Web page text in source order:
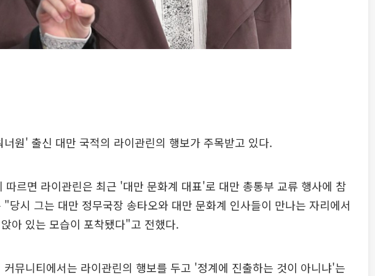
원' 출신 대만 국적의 라이관린의 행보가 주목받고 있다.
따르면 라이관린은 최근 '대만 문화계 대표'로 대만 총통부 교류 행사에 참
당시 그는 대만 정무국장 송타오와 대만 문화계 인사들이 만나는 자리에서
아 있는 모습이 포착됐다"고 전했다.
커뮤니티에서는 라이관린의 행보를 두고 '정계에 진출하는 것이 아니냐'는